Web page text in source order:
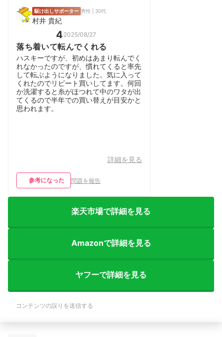
駆け出しサポーター 男性 | 30代
村井 貴紀
4 2025/08/27
落ち着いて転んでくれる
ハスキーですが、初めはあまり転んでく
れなかったのですが、慣れてくると率先
して転ぶようになりました。気に入って
くれたのでリピート買いしてます。何回
か洗濯すると糸がほつれて中のワタが出
てくるので半年での買い替えが目安かと
思われます。
詳細を見る
参考になった 問題を報告
楽天市場で詳細を見る
Amazonで詳細を見る
ヤフーで詳細を見る
コンテンツの誤りを送信する